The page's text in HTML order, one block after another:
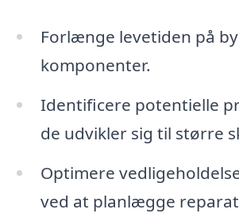
Forlænge levetiden på
komponenter.
Identificere potentielle
de udvikler sig til større
Optimere
ved at planlægge